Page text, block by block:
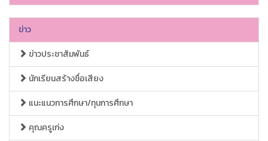
ข่าว
ข่าวประชาสัมพันธ์
นักเรียนสร้างชื่อเสียง
แนะแนวการศึกษา/ทุนการศึกษา
คุณครูเก่ง